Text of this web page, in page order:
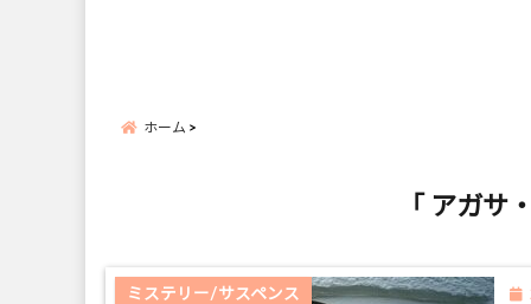
ホーム
「 アガサ
ミステリー/サスペンス